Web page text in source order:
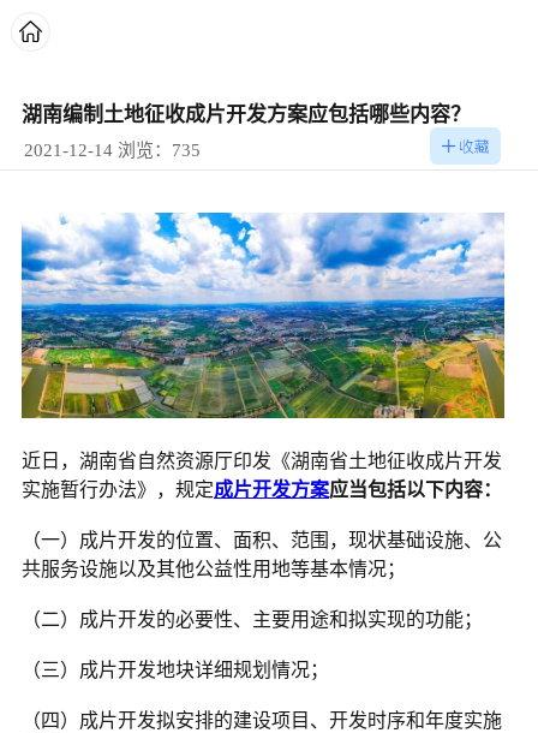
湖南编制土地征收成片开发方案应包括哪些内容？
2021-12-14 浏览：735
近日，湖南省自然资源厅印发《湖南省土地征收成片开发
实施暂行办法》，规定成片开发方案应当包括以下内容：
（一）成片开发的位置、面积、范围，现状基础设施、公
共服务设施以及其他公益性用地等基本情况；
（二）成片开发的必要性、主要用途和拟实现的功能；
（三）成片开发地块详细规划情况；
（四）成片开发拟安排的建设项目、开发时序和年度实施